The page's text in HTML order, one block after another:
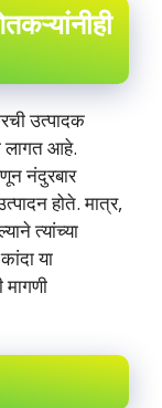
उत्पादक
लागत आहे.
नंदुरबार
होते. मात्र,
त्यांच्या
या
मागणी